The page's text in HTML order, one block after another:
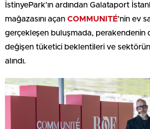
İstinyePark’ın ardından Galataport
mağazasını açan COMMUNITÉ’nin ev
gerçekleşen buluşmada, perakendenin
değişen tüketici beklentileri ve
alındı.